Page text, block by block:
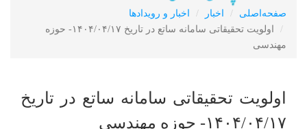
صفحه‌اصلی اخبار
اخبار و رویدادها
اولویت تحقیقاتی سامانه ساتع در تاریخ ۱۴۰۴/۰۴/۱۷- حوزه مهندسی
۱۴۰۴/۰۴/۱۷- حوزه مهندسی